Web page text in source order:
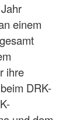
einem
ihre
DRK-